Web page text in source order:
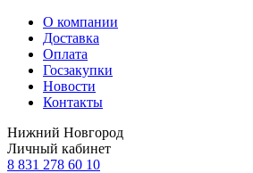
О компании
Доставка
Оплата
Госзакупки
Новости
Контакты
Нижний Новгород
Личный кабинет
8 831 278 60 10